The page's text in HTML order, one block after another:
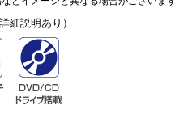
細説明あり）